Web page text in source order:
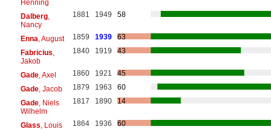
Henning
Dalberg,
Nancy
1881 1949 58
Enna , August 1859 1939
63
Fabricius
Jakob
1840 1919 43
Gade, Axel 1860 1921
45
Gade, Jacob 1879 1963
60
Gade, Niels
Wilhelm
1817 1890 14
Glass , Louis 1864 1936
60